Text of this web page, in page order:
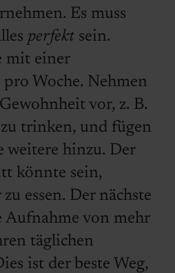
Es muss
perfekt sein.
mit einer
Woche. Nehmen
vor, z. B.
zu trinken, und fügen
weitere hinzu. Der
könnte sein,
essen. Der nächste
Aufnahme von mehr
täglichen
ist der beste Weg,